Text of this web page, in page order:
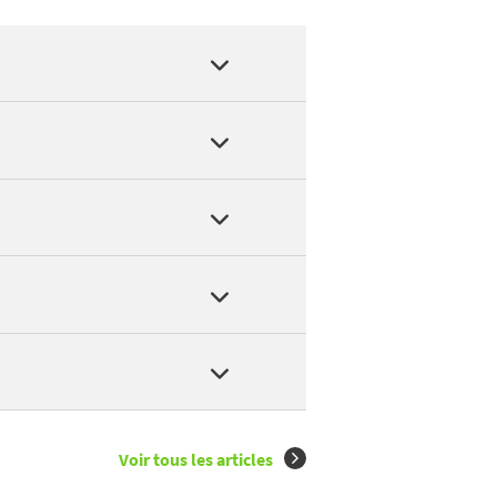
CONCEPTION DE WIMEREUX, JARDIN BOTANIQUE DE
de toboggans ou de lagons...
des loisirs et un encadrement pour s'occuper de vos
lacs et rivières à Wimereux
Voir tous les articles